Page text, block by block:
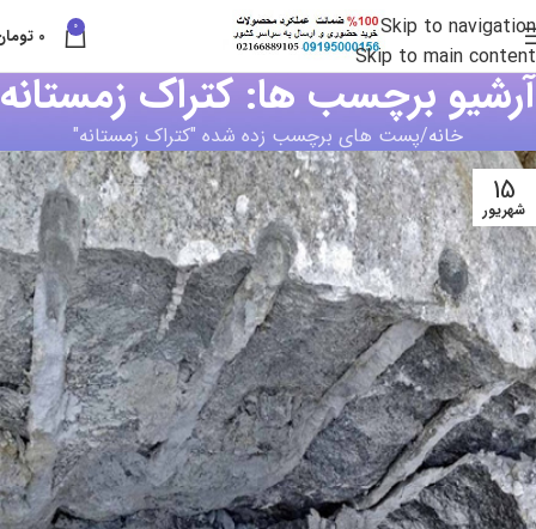
Skip to navigation
Skip to main content
0
0
آرشیو برچسب ها: کتراک زمستانه
خانه پست های برچسب زده شده "کتراک زمستانه"
15
شهریور